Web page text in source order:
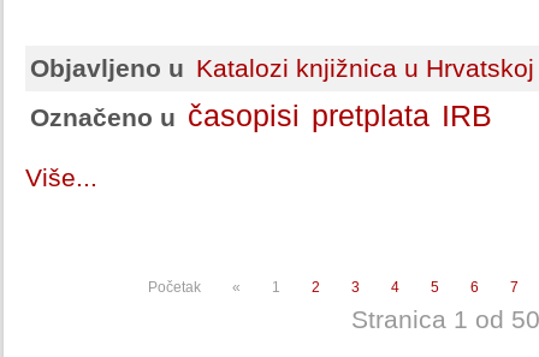
Objavljeno u Katalozi knjižnica u Hrvatskoj
Označeno u časopisi pretplata IRB
Više...
Početak « 1 2 3 4 5 6 7
Stranica 1 od 50